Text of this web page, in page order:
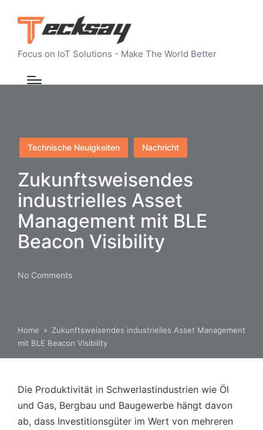
Focus on IoT Solutions - Make The World Better
Posted
in
Technische Neuigkeiten Nachricht
Zukunftsweisendes
industrielles Asset
Management mit BLE
Beacon Visibility
No Comments
Home » Zukunftsweisendes industrielles Asset Management
mit BLE Beacon Visibility
Die Produktivität in Schwerlastindustrien wie Öl
und Gas, Bergbau und Baugewerbe hängt davon
ab, dass Investitionsgüter im Wert von mehreren